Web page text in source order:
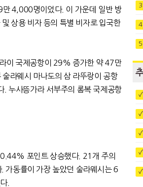
만 4,000명이었다. 이 가운데 일반 방
상용 비자 등의 특별 비자로 입국한
이 국제공항이 29% 증가한 약 47만
라웨시 마나도의 삼 라뚜랑이 공항
. 누사뜽가라 서부주의 롬복 국제공항
포인트 상승했다. 21개 주의
가동률이 가장 높았던 술라웨시는 6
.
3
4
5
✓
✓
✓
✓
✓